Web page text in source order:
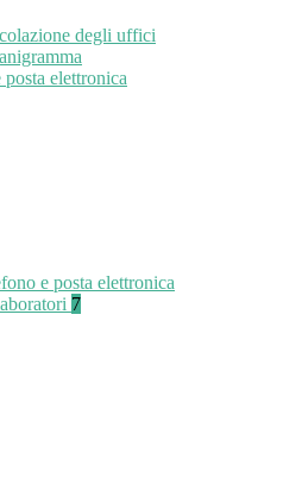
degli uffici
elettronica
e posta elettronica
7